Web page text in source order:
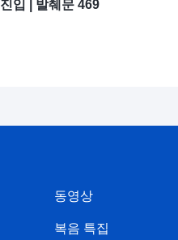
진입 | 발췌문 469
동영상
복음 특집